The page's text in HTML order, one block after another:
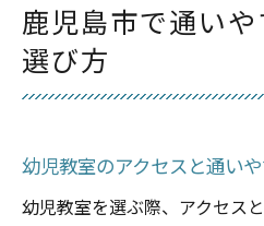
鹿児島市で通い
選び方
幼児教室のアクセスと通い
幼児教室を選ぶ際、アクセス